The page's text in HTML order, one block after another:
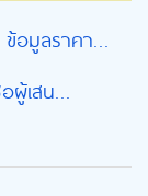
ข้อมูลราคากลางและการคำนวณราคากลาง
รายชื่อผู้เสนอราคาที่มีสิทธิได้รับคัดเลือก